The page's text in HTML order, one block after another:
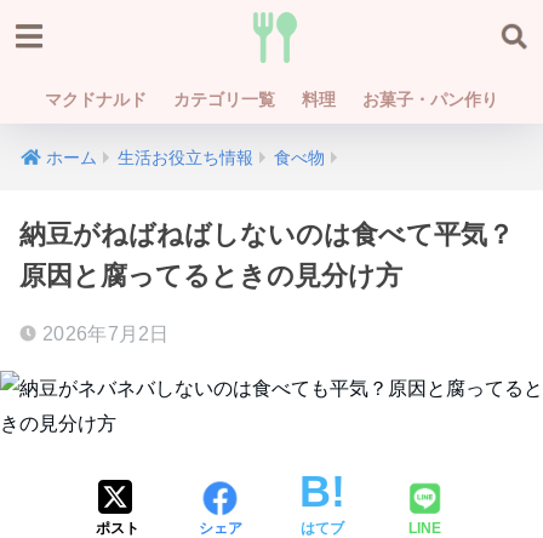
マクドナルド カテゴリ一覧 料理 お菓子・パン作り
ホーム 生活お役立ち情報 食べ物
納豆がねばねばしないのは食べて平気？
原因と腐ってるときの見分け方
2026年7月2日
ポスト シェア はてブ LINE